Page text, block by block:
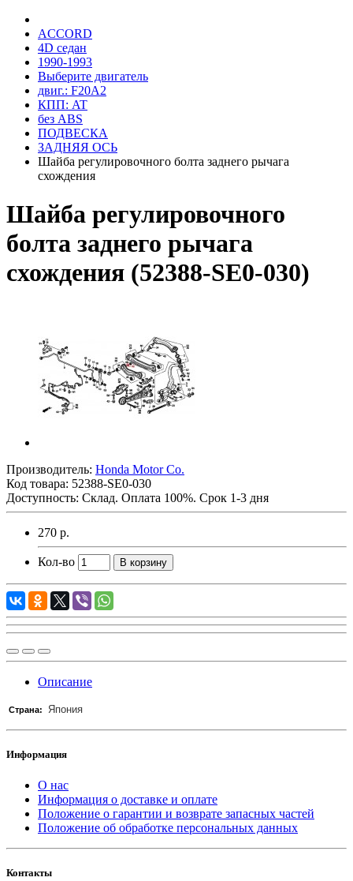
ACCORD
4D седан
1990-1993
Выберите двигатель
двиг.: F20A2
КПП: AT
без ABS
ПОДВЕСКА
ЗАДНЯЯ ОСЬ
Шайба регулировочного болта заднего рычага
схождения
Шайба регулировочного
болта заднего рычага
схождения (52388-SE0-030)
Производитель: Honda Motor Co.
Код товара: 52388-SE0-030
Доступность: Склад. Оплата 100%. Срок 1-3 дня
270 р.
Кол-во В корзину
Описание
Страна: Япония
Информация
О нас
Информация о доставке и оплате
Положение о гарантии и возврате запасных частей
Положение об обработке персональных данных
Контакты